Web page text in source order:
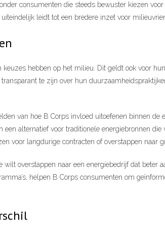
consumenten die steeds bewuster kiezen
leidt tot een bredere inzet voor
hebben op het milieu. Dit geldt ook voor
te zijn over hun
van hoe B Corps invloed uitoefenen binnen
alternatief voor traditionele energiebronnen
voor langdurige contracten of overstappen naar
wilt overstappen naar een energiebedrijf dat beter
helpen B Corps consumenten om